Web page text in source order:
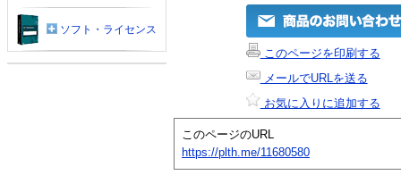
このページを印刷する
メールでURLを送る
お気に入りに追加する
このページのURL
https://plth.me/11680580
ソフト・ライセンス